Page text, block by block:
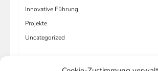
Innovative Führung
Projekte
Uncategorized